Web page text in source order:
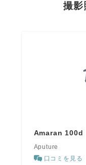
撮影
Amaran 100d
Aputure
口コミを見る